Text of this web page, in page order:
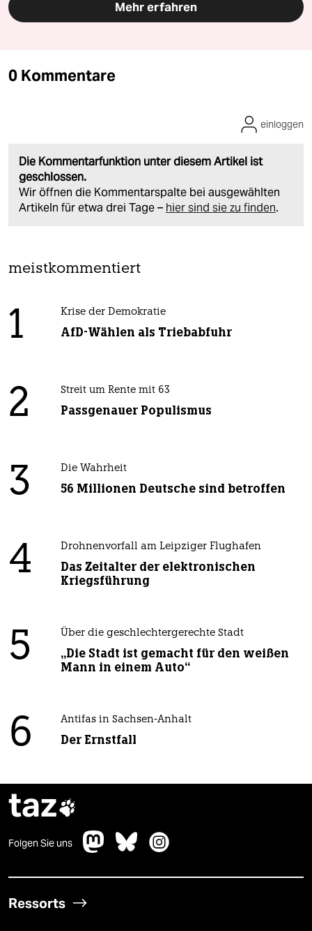
Mehr erfahren
0 Kommentare
Die Kommentarfunktion unter diesem Artikel ist
geschlossen.
Wir öffnen die Kommentarspalte bei ausgewählten
Artikeln für etwa drei Tage – hier sind sie zu finden.
einloggen
meistkommentiert
1 Krise der Demokratie
AfD-Wählen als Triebabfuhr
2 Streit um Rente mit 63
Passgenauer Populismus
3 Die Wahrheit
56 Millionen Deutsche sind betroffen
4 Drohnenvorfall am Leipziger Flughafen
Das Zeitalter der elektronischen
Kriegsführung
5 Über die geschlechtergerechte Stadt
„Die Stadt ist gemacht für den weißen
Mann in einem Auto“
6 Antifas in Sachsen-Anhalt
Der Ernstfall
taz
Folgen Sie uns
Ressorts